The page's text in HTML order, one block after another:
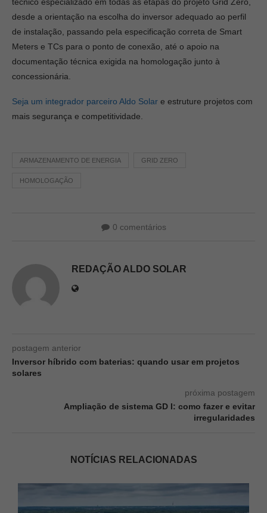
desde a orientação na escolha do inversor adequado ao perfil
de instalação, passando pela especificação correta de Smart
Meters e TCs para o ponto de conexão, até o apoio na
documentação técnica exigida na homologação junto à
concessionária.
Seja um integrador parceiro Aldo Solar e estruture projetos com
mais segurança e competitividade.
ARMAZENAMENTO DE ENERGIA GRID ZERO
HOMOLOGAÇÃO
0 comentários
REDAÇÃO ALDO SOLAR
postagem anterior
Inversor híbrido com baterias: quando usar em projetos
solares
próxima postagem
Ampliação de sistema GD I: como fazer e evitar
irregularidades
NOTÍCIAS RELACIONADAS